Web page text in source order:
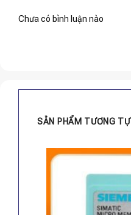
Chưa có bình luận nào
SẢN PHẨM TƯƠNG TỰ